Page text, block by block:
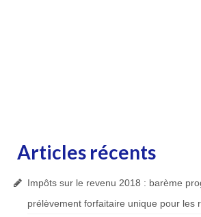
Articles récents
Impôts sur le revenu 2018 : barème
prélèvement forfaitaire unique pour les